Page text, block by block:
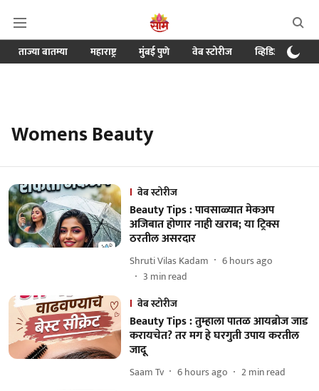
ताज्या बातम्या महाराष्ट्र मुंबई पुणे वेब स्टोरीज व्हिडिओ
Womens Beauty
वेब स्टोरीज
Beauty Tips : पावसाळ्यात मेकअप
अजिबात होणार नाही खराब; या ट्रिक्स
ठरतील असरदार
Shruti Vilas Kadam
6 hours ago
3 min read
वेब स्टोरीज
Beauty Tips : तुम्हाला पातळ आयब्रोज जाड
करायचेत? तर मग हे घरगुती उपाय करतील
जादू
Saam Tv 6 hours ago 2min read